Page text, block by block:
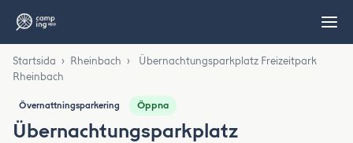
Startsida › Rheinbach ›
Übernachtungsparkplatz Freizeitpark
Rheinbach
Övernattningsparkering Öppna
Übernachtungsparkplatz